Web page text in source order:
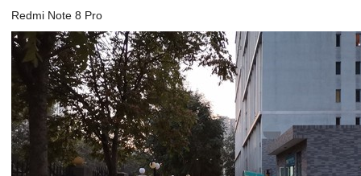
Redmi Note 8 Pro